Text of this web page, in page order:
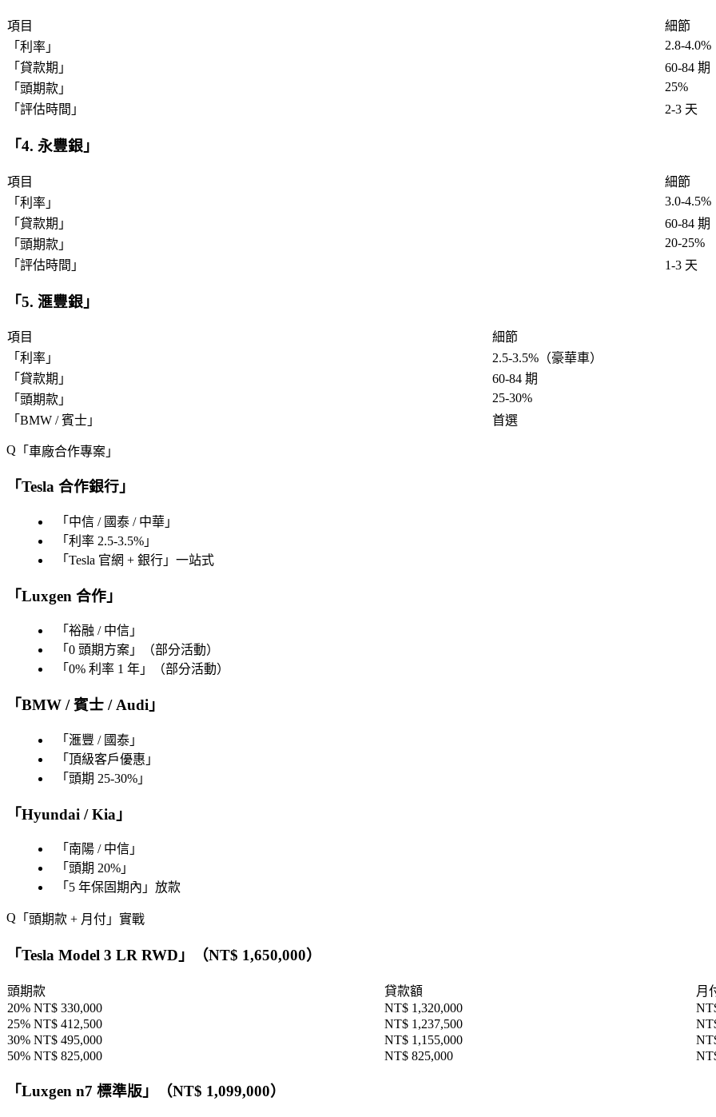
項目
細節
「 利率 」
2.8-4.0%
「 貸款期 」
60-84 期
「 頭期款 」
25%
「 評估時間 」 2-3 天
「4. 永豐銀 」
項目
細節
「 利率 」
3.0-4.5%
「 貸款期 」
60-84 期
「 頭期款 」
20-25%
「 評估時間 」 1-3 天
「5. 滙豐銀 」
項目
細節
「 利率 」
2.5-3.5%（豪華車）
「 貸款期 」
60-84 期
「 頭期款 」
25-30%
「 BMW / 賓士 」 首選
「 車廠合作專案 」
「Tesla 合作銀行 」
「 中信 / 國泰 / 中華 」
「 利率 2.5-3.5% 」
「 Tesla 官網 + 銀行 」一站式
「Luxgen 合作 」
「 裕融 / 中信 」
「 0 頭期方案 」（部分活動）
「 0% 利率 1 年 」（部分活動）
「BMW / 賓士 / Audi 」
「 滙豐 / 國泰 」
「 頂級客戶優惠 」
「 頭期 25-30% 」
「Hyundai / Kia 」
「 南陽 / 中信 」
「 頭期 20% 」
「 5 年保固期內 」放款
「 頭期款 + 月付 」實戰
「Tesla Model 3 LR RWD 」（NT$ 1,650,000）
頭期款 貸款額
月
20% NT$ 330,000
NT$ 1,320,000
25% NT$ 412,500
NT$ 1,237,500
30% NT$ 495,000
NT$ 1,155,000
50% NT$ 825,000
NT$ 825,000
「Luxgen n7 標準版 」（NT$ 1,099,000）